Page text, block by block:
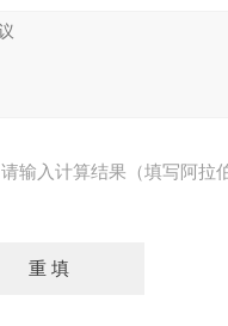
请输入计算结果（填写阿拉